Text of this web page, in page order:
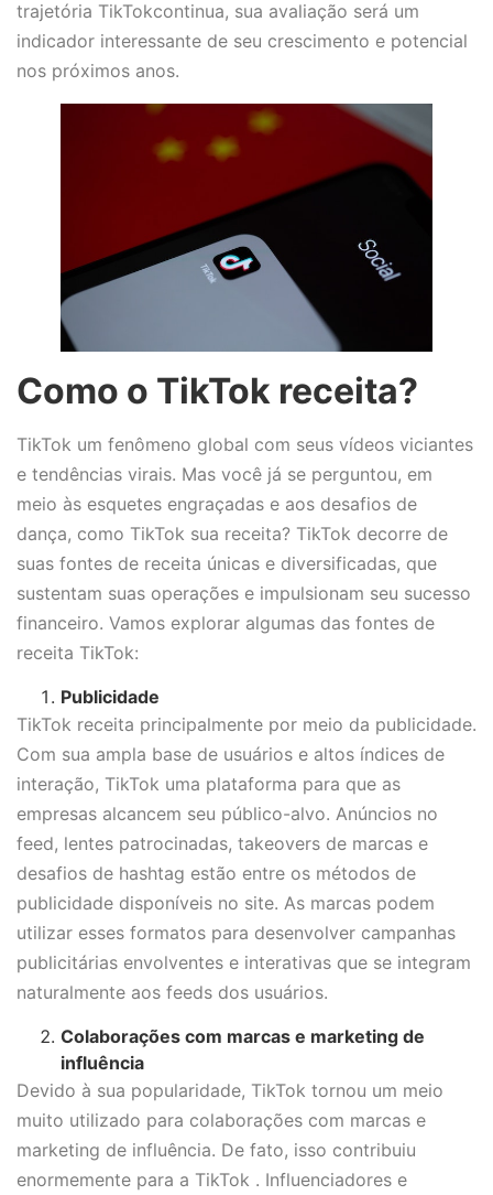
trajetória TikTokcontinua, sua avaliação será um
indicador interessante de seu crescimento e potencial
nos próximos anos.
Como o TikTok receita?
TikTok um fenômeno global com seus vídeos viciantes
e tendências virais. Mas você já se perguntou, em
meio às esquetes engraçadas e aos desafios de
dança, como TikTok sua receita? TikTok decorre de
suas fontes de receita únicas e diversificadas, que
sustentam suas operações e impulsionam seu sucesso
financeiro. Vamos explorar algumas das fontes de
receita TikTok:
Publicidade
TikTok receita principalmente por meio da publicidade.
Com sua ampla base de usuários e altos índices de
interação, TikTok uma plataforma para que as
empresas alcancem seu público-alvo. Anúncios no
feed, lentes patrocinadas, takeovers de marcas e
desafios de hashtag estão entre os métodos de
publicidade disponíveis no site. As marcas podem
utilizar esses formatos para desenvolver campanhas
publicitárias envolventes e interativas que se integram
naturalmente aos feeds dos usuários.
Colaborações com marcas e marketing de
influência
Devido à sua popularidade, TikTok tornou um meio
muito utilizado para colaborações com marcas e
marketing de influência. De fato, isso contribuiu
enormemente para a TikTok . Influenciadores e